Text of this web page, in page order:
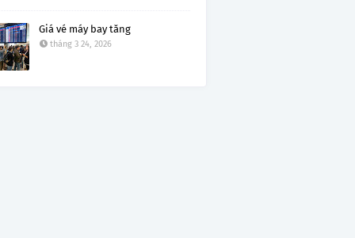
Giá vé máy bay tăng
tháng 3 24, 2026